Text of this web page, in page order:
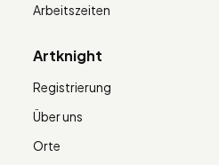
Arbeitszeiten
Artknight
Registrierung
Über uns
Orte